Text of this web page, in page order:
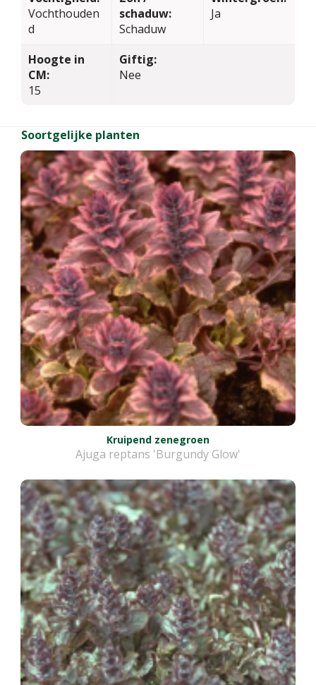
Vochthouden
d
schaduw:
Schaduw
Ja
Hoogte in
CM:
15
Giftig:
Nee
Soortgelijke planten
Kruipend zenegroen
Ajuga reptans 'Burgundy Glow'